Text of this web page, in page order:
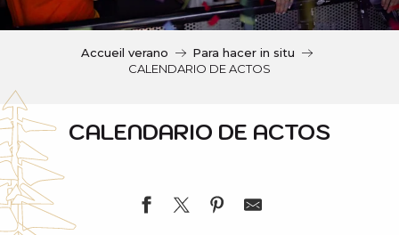
i
l
Accueil verano
Para hacer in situ
CALENDARIO DE ACTOS
CALENDARIO DE ACTOS